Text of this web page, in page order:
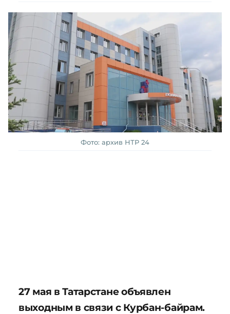
Фото: архив НТР 24
27 мая в Татарстане объявлен
выходным в связи с Курбан-байрам.